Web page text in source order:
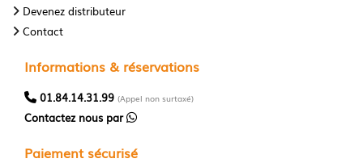
Devenez distributeur
Contact
Informations & réservations
01.84.14.31.99 (Appel non surtaxé)
Contactez nous par
Paiement sécurisé